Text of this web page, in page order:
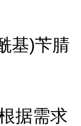
基)苄腈
据需求